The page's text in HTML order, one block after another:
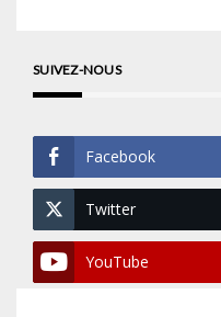
SUIVEZ-NOUS
Facebook
Twitter
YouTube